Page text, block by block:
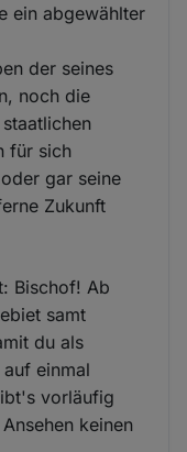
ein abgewählter
der seines
noch die
für sich
gar seine
Zukunft
Bischof! Ab
samt
du als
einmal
vorläufig
keinen